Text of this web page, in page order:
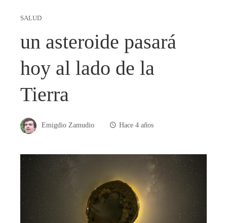
SALUD
un asteroide pasará
hoy al lado de la
Tierra
Emigdio Zamudio Hace 4 años